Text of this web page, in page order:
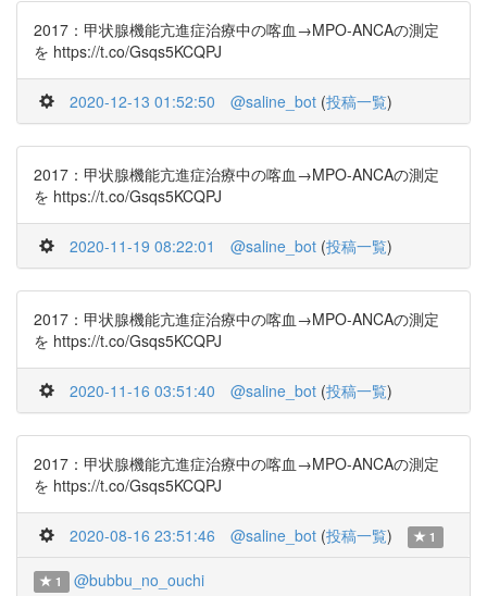
2017：甲状腺機能亢進症治療中の喀血→MPO-ANCAの測定
を https://t.co/Gsqs5KCQPJ
2020-12-13 01:52:50 @saline_bot (投稿一覧)
2017：甲状腺機能亢進症治療中の喀血→MPO-ANCAの測定
を https://t.co/Gsqs5KCQPJ
2020-11-19 08:22:01 @saline_bot (投稿一覧)
2017：甲状腺機能亢進症治療中の喀血→MPO-ANCAの測定
を https://t.co/Gsqs5KCQPJ
2020-11-16 03:51:40 @saline_bot (投稿一覧)
2017：甲状腺機能亢進症治療中の喀血→MPO-ANCAの測定
を https://t.co/Gsqs5KCQPJ
2020-08-16 23:51:46 @saline_bot (投稿一覧) 1
1 @bubbu_no_ouchi